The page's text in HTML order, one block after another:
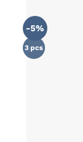
-5%
3 pcs